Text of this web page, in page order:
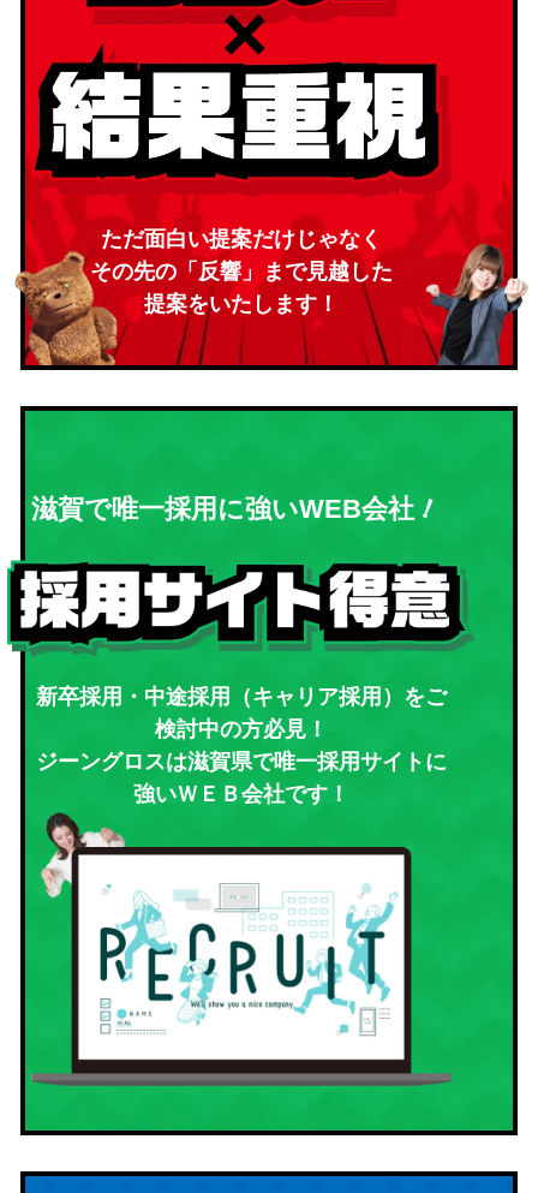
ただ面白い提案だけじゃなく
その先の「反響」まで見越した
提案をいたします！
滋賀で唯一採用に強いWEB会社！
新卒採用・中途採用（キャリア採用）をご
検討中の方必見！
ジーングロスは滋賀県で唯一採用サイトに
強いＷＥＢ会社です！